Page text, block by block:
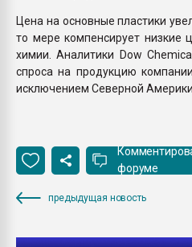
Цена на основные пластики
то мере компенсирует низкие
химии. Аналитики Dow
спроса на продукцию
исключением Северной Америки.
форуме
предыдущая новость